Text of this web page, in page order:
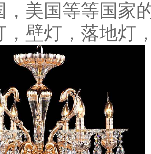
，美国等等国家
壁灯， 落地灯